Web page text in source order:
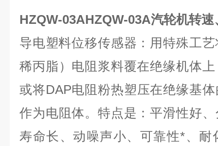
HZQW-03AHZQW-03A汽轮机转
导电塑料位移传感器：用特殊工
稀丙脂）电阻浆料覆在绝缘机体
或将DAP电阻粉热塑压在绝缘基
作为电阻体。特点是：平滑性好
寿命长、动噪声小、可靠性*、耐